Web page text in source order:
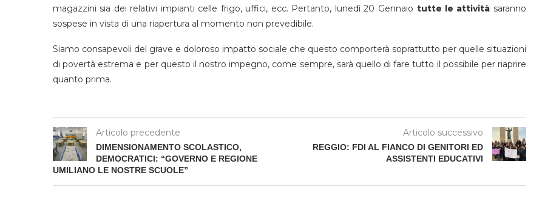
magazzini sia dei relativi impianti celle frigo, uffici, ecc. Pertanto, lunedì 20 Gennaio tutte le attività saranno
sospese in vista di una riapertura al momento non prevedibile.
Siamo consapevoli del grave e doloroso impatto sociale che questo comporterà soprattutto per quelle situazioni
di povertà estrema e per questo il nostro impegno, come sempre, sarà quello di fare tutto il possibile per riaprire
quanto prima.
Articolo precedente
DIMENSIONAMENTO SCOLASTICO,
DEMOCRATICI: “GOVERNO E REGIONE
UMILIANO LE NOSTRE SCUOLE”
Articolo successivo
REGGIO: FDI AL FIANCO DI GENITORI ED
ASSISTENTI EDUCATIVI